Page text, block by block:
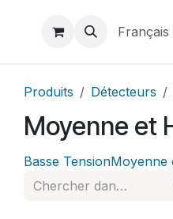
À propos de BINAME
Français
Produits Détecteurs
Moyenne et
Basse TensionMoyenne